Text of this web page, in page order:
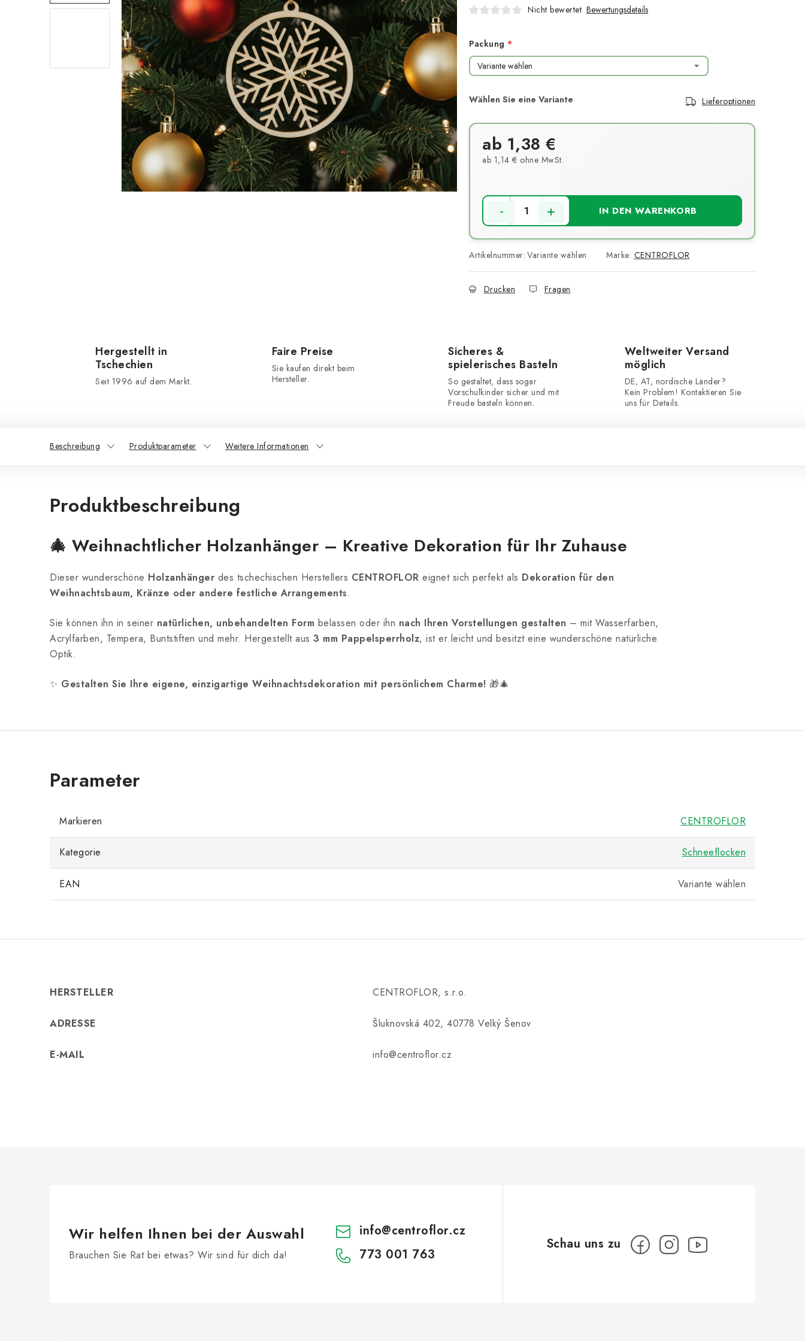
Nicht bewertet Bewertungsdetails
Packung
Lieferoptionen
ab 1,38 €
ab 1,14 € ohne MwSt.
IN DEN WARENKORB
Artikelnummer: Variante wählen Marke: CENTROFLOR
Drucken Fragen
Hergestellt in
Tschechien
Seit 1996 auf dem Markt.
Faire Preise
Sie kaufen direkt beim
Hersteller.
Sicheres &
spielerisches Basteln
So gestaltet, dass sogar
Vorschulkinder sicher und mit
Freude basteln können.
Weltweiter Versand
möglich
DE, AT, nordische Länder?
Kein Problem! Kontaktieren Sie
uns für Details.
Beschreibung Produktparameter Weitere Informationen
Produktbeschreibung
🎄 Weihnachtlicher Holzanhänger – Kreative Dekoration für Ihr Zuhause
Dieser wunderschöne Holzanhänger des tschechischen Herstellers CENTROFLOR eignet sich perfekt als Dekoration für den
Weihnachtsbaum, Kränze oder andere festliche Arrangements.
Sie können ihn in seiner natürlichen, unbehandelten Form belassen oder ihn nach Ihren Vorstellungen gestalten – mit Wasserfarben,
Acrylfarben, Tempera, Buntstiften und mehr. Hergestellt aus 3 mm Pappelsperrholz, ist er leicht und besitzt eine wunderschöne natürliche
Optik.
✨ Gestalten Sie Ihre eigene, einzigartige Weihnachtsdekoration mit persönlichem Charme! 🎁🎄
Markieren CENTROFLOR
Kategorie Schneeflocken
EAN Variante wählen
HERSTELLER CENTROFLOR, s.r.o.
ADRESSE Šluknovská 402, 40778 Velký Šenov
E-MAIL info@centroflor.cz
Wir helfen Ihnen bei der Auswahl
Brauchen Sie Rat bei etwas? Wir sind für dich da!
info@centroflor.cz
773 001 763